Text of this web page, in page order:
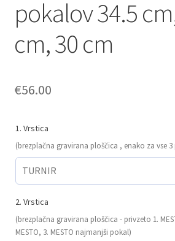
pokalov 34.5
cm, 30 cm
€56.00
1. Vrstica
(brezplačna gravirana ploščica , enako za vse 3
2. Vrstica
(brezplačna gravirana ploščica - privzeto 1.
MESTO, 3. MESTO najmanjši pokal)